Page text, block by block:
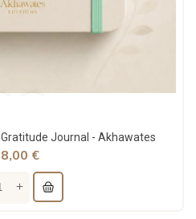
Journal - Akhawates
€